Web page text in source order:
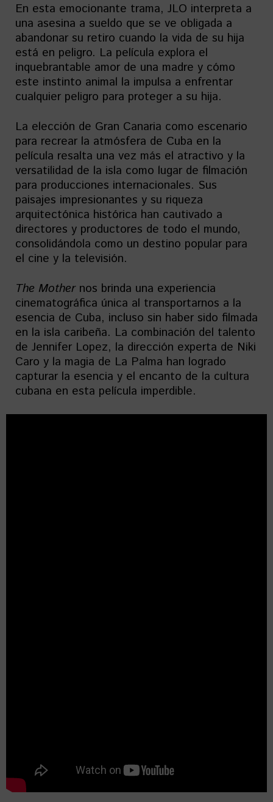
En esta emocionante trama, JLO interpreta a
una asesina a sueldo que se ve obligada a
abandonar su retiro cuando la vida de su hija
está en peligro. La película explora el
inquebrantable amor de una madre y cómo
este instinto animal la impulsa a enfrentar
cualquier peligro para proteger a su hija.
La elección de Gran Canaria como escenario
para recrear la atmósfera de Cuba en la
película resalta una vez más el atractivo y la
versatilidad de la isla como lugar de filmación
para producciones internacionales. Sus
paisajes impresionantes y su riqueza
arquitectónica histórica han cautivado a
directores y productores de todo el mundo,
consolidándola como un destino popular para
el cine y la televisión.
The Mothernos brinda una experiencia
cinematográfica única al transportarnos a la
esencia de Cuba, incluso sin haber sido filmada
en la isla caribeña. La combinación del talento
de Jennifer Lopez, la dirección experta de Niki
Caro y la magia de La Palma han logrado
capturar la esencia y el encanto de la cultura
cubana en esta película imperdible.